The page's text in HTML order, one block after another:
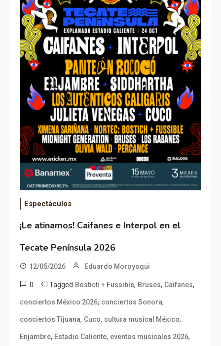
Espectáculos
¡Le atinamos! Caifanes e Interpol en el
Tecate Península 2026
12/05/2026 Eduardo Moroyoqui
0 Tagged Bostich + Fussible, Bruses, Caifanes,
conciertos México 2026, conciertos Sonora,
conciertos Tijuana, Cuco, cultura musical México,
Enjambre, Estadio Caliente, eventos musicales 2026,